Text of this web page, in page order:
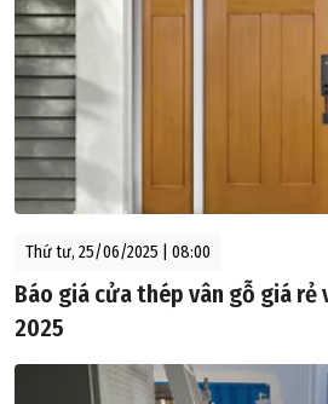
Thứ tư, 25/06/2025 | 08:00
Báo giá cửa thép vân gỗ giá rẻ
2025